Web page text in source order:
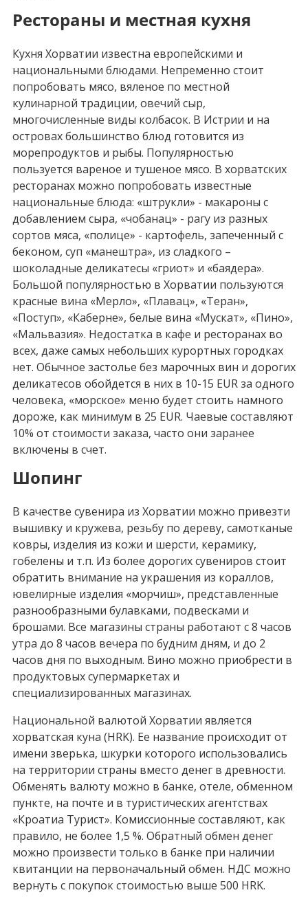
Рестораны и местная кухня
Кухня Хорватии известна европейскими и
национальными блюдами. Непременно стоит
попробовать мясо, вяленое по местной
кулинарной традиции, овечий сыр,
многочисленные виды колбасок. В Истрии и на
островах большинство блюд готовится из
морепродуктов и рыбы. Популярностью
пользуется вареное и тушеное мясо. В хорватских
ресторанах можно попробовать известные
национальные блюда: «штрукли» - макароны с
добавлением сыра, «чобанац» - рагу из разных
сортов мяса, «полице» - картофель, запеченный с
беконом, суп «манештра», из сладкого –
шоколадные деликатесы «гриот» и «баядера».
Большой популярностью в Хорватии пользуются
красные вина «Мерло», «Плавац», «Теран»,
«Поступ», «Каберне», белые вина «Мускат», «Пино»,
«Мальвазия». Недостатка в кафе и ресторанах во
всех, даже самых небольших курортных городках
нет. Обычное застолье без марочных вин и дорогих
деликатесов обойдется в них в 10-15 EUR за одного
человека, «морское» меню будет стоить намного
дороже, как минимум в 25 EUR. Чаевые составляют
10% от стоимости заказа, часто они заранее
включены в счет.
Шопинг
В качестве сувенира из Хорватии можно привезти
вышивку и кружева, резьбу по дереву, самотканые
ковры, изделия из кожи и шерсти, керамику,
гобелены и т.п. Из более дорогих сувениров стоит
обратить внимание на украшения из кораллов,
ювелирные изделия «морчиш», представленные
разнообразными булавками, подвесками и
брошами. Все магазины страны работают с 8 часов
утра до 8 часов вечера по будним дням, и до 2
часов дня по выходным. Вино можно приобрести в
продуктовых супермаркетах и
специализированных магазинах.
Национальной валютой Хорватии является
хорватская куна (HRK). Ее название происходит от
имени зверька, шкурки которого использовались
на территории страны вместо денег в древности.
Обменять валюту можно в банке, отеле, обменном
пункте, на почте и в туристических агентствах
«Кроатиа Турист». Комиссионные составляют, как
правило, не более 1,5 %. Обратный обмен денег
можно произвести только в банке при наличии
квитанции на первоначальный обмен. НДС можно
вернуть с покупок стоимостью выше 500 HRK.